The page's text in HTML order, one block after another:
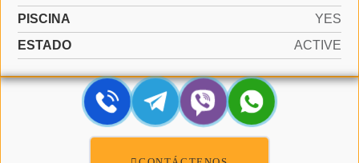
PISCINA
YES
ESTADO
ACTIVE